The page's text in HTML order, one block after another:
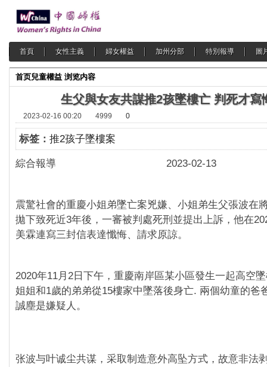
首頁 女性主義 婦女權益 加州分部 特別報導 圖
首页兒童權益 浏览内容
生父與女友共謀推2孩墜樓亡 判死才寫
2023-02-16 00:20 4999 0
标签： 推2孩子墜樓案
綜合報導 2023-02-13
震驚社會的重慶小姐弟墜亡案兇嫌、小姐弟生父張波在
拋下致死近3年後，一審被判處死刑並提出上訴，他在
美霖連寫三封信表達懺悔、請求原諒。
2020年11月2日下午，重慶南岸區某小區發生一起高空
姐姐和1歲的弟弟從15樓家中墜落後身亡. 兩個幼童的爸
誠塵是嫌疑人。
张波与叶诚尘共谋，采取制造意外高坠方式，故意非法